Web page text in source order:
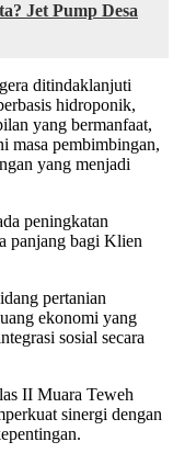
Jet Pump Desa
ditindaklanjuti
hidroponik,
yang bermanfaat,
masa pembimbingan,
yang menjadi
peningkatan
panjang bagi Klien
pertanian
ekonomi yang
sosial secara
II Muara Teweh
sinergi dengan